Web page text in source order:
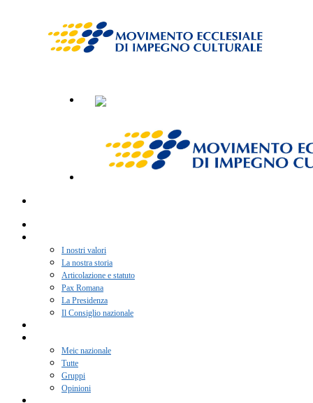
I nostri valori
La nostra storia
Articolazione e statuto
Pax Romana
La Presidenza
Il Consiglio nazionale
Meic nazionale
Tutte
Gruppi
Opinioni